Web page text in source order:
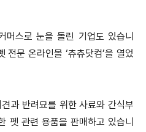
머스로 눈을 돌린 기업도 있습니
문 온라인몰 ‘츄츄닷컴’을 열었
과 반려묘를 위한 사료와 간식부
펫 관련 용품을 판매하고 있습니